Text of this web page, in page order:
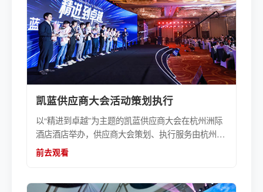
凯蓝供应商大会活动策划执行
以“精进到卓越”为主题的凯蓝供应商大会在杭州洲际
酒店酒店举办，供应商大会策划、执行服务由杭州伍
方会议服务有限公司提供。
前去观看